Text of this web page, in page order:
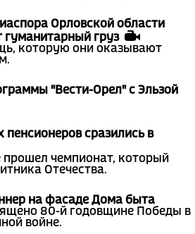
Орловской области
гуманитарный груз
которую они оказывают
"Вести-Орел" с Эльзой
пенсионеров сразились в
прошел чемпионат, который
Отечества.
на фасаде Дома быта
80-й годовщине Победы в
войне.